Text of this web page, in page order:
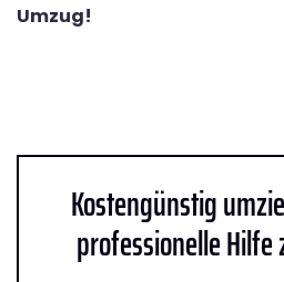
Umzug!
Kostengünstig
professionelle